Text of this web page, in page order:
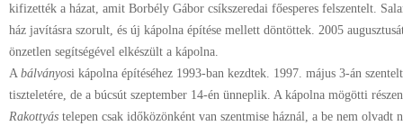
kifizették a házat, amit Borbély Gábor csíkszeredai főesperes felszentelt.
ház javításra szorult, és új kápolna építése mellett döntöttek. 2005
önzetlen segítségével elkészült a kápolna.
A bálványosi kápolna építéséhez 1993-ban kezdtek. 1997. május 3-án
tiszteletére, de a búcsút szeptember 14-én ünneplik. A kápolna mögötti
Rakottyás telepen csak időközönként van szentmise háznál, a be nem olvadt